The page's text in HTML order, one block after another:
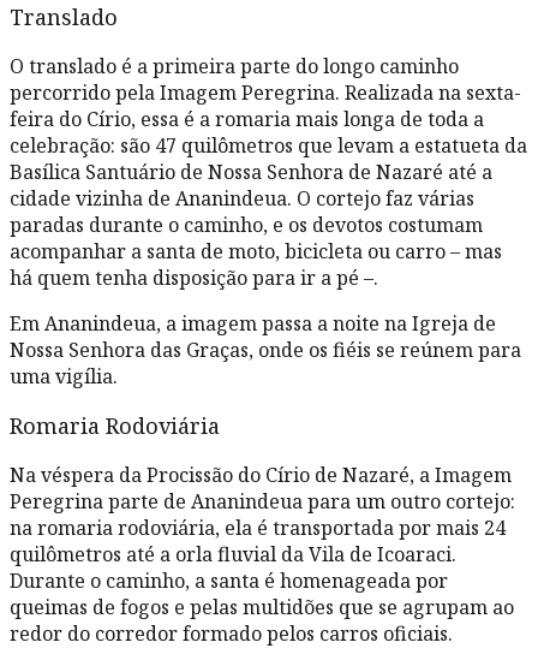
Translado
O translado é a primeira parte do longo caminho
percorrido pela Imagem Peregrina. Realizada na sexta-
feira do Círio, essa é a romaria mais longa de toda a
celebração: são 47 quilômetros que levam a estatueta da
Basílica Santuário de Nossa Senhora de Nazaré até a
cidade vizinha de Ananindeua. O cortejo faz várias
paradas durante o caminho, e os devotos costumam
acompanhar a santa de moto, bicicleta ou carro – mas
há quem tenha disposição para ir a pé –.
Em Ananindeua, a imagem passa a noite na Igreja de
Nossa Senhora das Graças, onde os fiéis se reúnem para
uma vigília.
Romaria Rodoviária
Na véspera da Procissão do Círio de Nazaré, a Imagem
Peregrina parte de Ananindeua para um outro cortejo:
na romaria rodoviária, ela é transportada por mais 24
quilômetros até a orla fluvial da Vila de Icoaraci.
Durante o caminho, a santa é homenageada por
queimas de fogos e pelas multidões que se agrupam ao
redor do corredor formado pelos carros oficiais.